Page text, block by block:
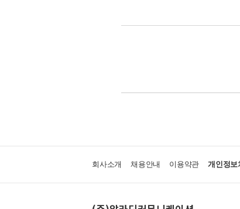
회사소개 채용안내 이용약관 개인정보